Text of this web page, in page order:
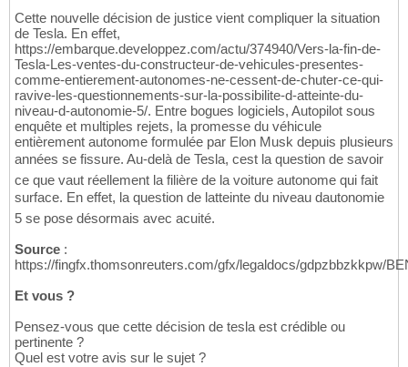
Cette nouvelle décision de justice vient compliquer la situation
de Tesla. En effet,
https://embarque.developpez.com/actu/374940/Vers-la-fin-de-
Tesla-Les-ventes-du-constructeur-de-vehicules-presentes-
comme-entierement-autonomes-ne-cessent-de-chuter-ce-qui-
ravive-les-questionnements-sur-la-possibilite-d-atteinte-du-
niveau-d-autonomie-5/. Entre bogues logiciels, Autopilot sous
enquête et multiples rejets, la promesse du véhicule
entièrement autonome formulée par Elon Musk depuis plusieurs
années se fissure. Au-delà de Tesla, cest la question de savoir
ce que vaut réellement la filière de la voiture autonome qui fait
surface. En effet, la question de latteinte du niveau dautonomie
5 se pose désormais avec acuité.
Source :
https://fingfx.thomsonreuters.com/gfx/legaldocs/gdpzbbzkkpw/
Et vous ?
Pensez-vous que cette décision de tesla est crédible ou
pertinente ?
Quel est votre avis sur le sujet ?